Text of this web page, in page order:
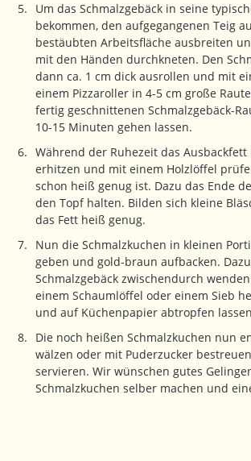
Um das Schmalzgebäck in seine
bekommen, den aufgegangenen Teig
bestäubten Arbeitsfläche ausbreiten
mit den Händen durchkneten. Den
dann ca. 1 cm dick ausrollen und mit
einem Pizzaroller in 4-5 cm große
fertig geschnittenen Schmalzgebäck-
10-15 Minuten gehen lassen.
Während der Ruhezeit das
erhitzen und mit einem Holzlöffel
schon heiß genug ist. Dazu das Ende
den Topf halten. Bilden sich kleine
das Fett heiß genug.
Nun die Schmalzkuchen in kleinen
geben und gold-braun aufbacken.
Schmalzgebäck zwischendurch
einem Schaumlöffel oder einem Sieb
und auf Küchenpapier abtropfen
Die noch heißen Schmalzkuchen nun
wälzen oder mit Puderzucker
servieren. Wir wünschen gutes
Schmalzkuchen selber machen und